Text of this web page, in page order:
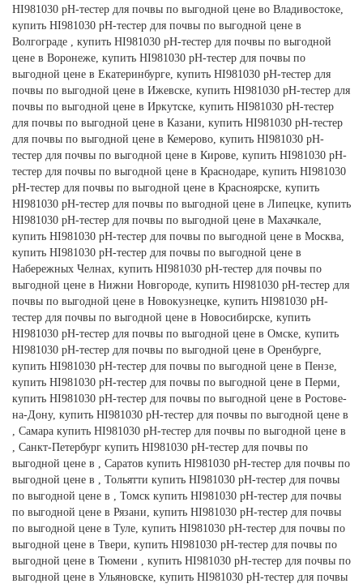
HI981030 pH-тестер для почвы по выгодной цене во Владивостоке,
купить HI981030 pH-тестер для почвы по выгодной цене в
Волгограде , купить HI981030 pH-тестер для почвы по выгодной
цене в Воронеже, купить HI981030 pH-тестер для почвы по
выгодной цене в Екатеринбурге, купить HI981030 pH-тестер для
почвы по выгодной цене в Ижевске, купить HI981030 pH-тестер для
почвы по выгодной цене в Иркутске, купить HI981030 pH-тестер
для почвы по выгодной цене в Казани, купить HI981030 pH-тестер
для почвы по выгодной цене в Кемерово, купить HI981030 pH-
тестер для почвы по выгодной цене в Кирове, купить HI981030 pH-
тестер для почвы по выгодной цене в Краснодаре, купить HI981030
pH-тестер для почвы по выгодной цене в Красноярске, купить
HI981030 pH-тестер для почвы по выгодной цене в Липецке, купить
HI981030 pH-тестер для почвы по выгодной цене в Махачкале,
купить HI981030 pH-тестер для почвы по выгодной цене в Москва,
купить HI981030 pH-тестер для почвы по выгодной цене в
Набережных Челнах, купить HI981030 pH-тестер для почвы по
выгодной цене в Нижни Новгороде, купить HI981030 pH-тестер для
почвы по выгодной цене в Новокузнецке, купить HI981030 pH-
тестер для почвы по выгодной цене в Новосибирске, купить
HI981030 pH-тестер для почвы по выгодной цене в Омске, купить
HI981030 pH-тестер для почвы по выгодной цене в Оренбурге,
купить HI981030 pH-тестер для почвы по выгодной цене в Пензе,
купить HI981030 pH-тестер для почвы по выгодной цене в Перми,
купить HI981030 pH-тестер для почвы по выгодной цене в Ростове-
на-Дону, купить HI981030 pH-тестер для почвы по выгодной цене в
, Самара купить HI981030 pH-тестер для почвы по выгодной цене в
, Санкт-Петербург купить HI981030 pH-тестер для почвы по
выгодной цене в , Саратов купить HI981030 pH-тестер для почвы по
выгодной цене в , Тольятти купить HI981030 pH-тестер для почвы
по выгодной цене в , Томск купить HI981030 pH-тестер для почвы
по выгодной цене в Рязани, купить HI981030 pH-тестер для почвы
по выгодной цене в Туле, купить HI981030 pH-тестер для почвы по
выгодной цене в Твери, купить HI981030 pH-тестер для почвы по
выгодной цене в Тюмени , купить HI981030 pH-тестер для почвы по
выгодной цене в Ульяновске, купить HI981030 pH-тестер для почвы